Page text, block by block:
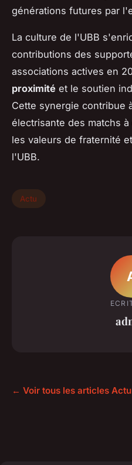
générations futures par
La culture de l'UBB
contributions des
associations actives en
proximité et le soutien
Cette synergie contribue
électrisante des matchs
les valeurs de fraternité
l'UBB.
Actu
← Voir tous les articles Actu